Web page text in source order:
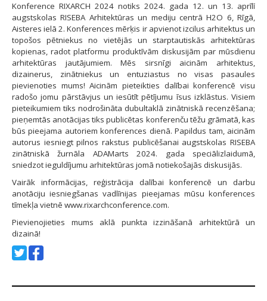
Konference RIXARCH 2024 notiks 2024. gada 12. un 13. aprīlī
augstskolas RISEBA Arhitektūras un mediju centrā H2O 6, Rīgā,
Aisteres ielā 2. Konferences mērķis ir apvienot izcilus arhitektus un
topošos pētniekus no vietējās un starptautiskās arhitektūras
kopienas, radot platformu produktīvām diskusijām par mūsdienu
arhitektūras jautājumiem. Mēs sirsnīgi aicinām arhitektus,
dizainerus, zinātniekus un entuziastus no visas pasaules
pievienoties mums! Aicinām pieteikties dalībai konferencē visu
radošo jomu pārstāvjus un iesūtīt pētījumu īsus izklāstus. Visiem
pieteikumiem tiks nodrošināta dubultaklā zinātniskā recenzēšana;
pieņemtās anotācijas tiks publicētas konferenču tēžu grāmatā, kas
būs pieejama autoriem konferences dienā. Papildus tam, aicinām
autorus iesniegt pilnos rakstus publicēšanai augstskolas RISEBA
zinātniskā žurnāla ADAMarts 2024. gada speciālizlaidumā,
sniedzot ieguldījumu arhitektūras jomā notiekošajās diskusijās.
Vairāk informācijas, reģistrācija dalībai konferencē un darbu
anotāciju iesniegšanas vadlīnijas pieejamas mūsu konferences
tīmekļa vietnē www.rixarchconference.com.
Pievienojieties mums aklā punkta izzināšanā arhitektūrā un
dizainā!